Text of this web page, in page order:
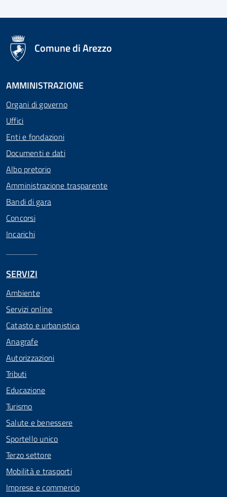
logo Unione Europea
Comune di Arezzo
AMMINISTRAZIONE
Organi di governo
Uffici
Enti e fondazioni
Documenti e dati
Albo pretorio
Amministrazione trasparente
Bandi di gara
Concorsi
Incarichi
SERVIZI
Ambiente
Servizi online
Catasto e urbanistica
Anagrafe
Autorizzazioni
Tributi
Educazione
Turismo
Salute e benessere
Sportello unico
Terzo settore
Mobilità e trasporti
Imprese e commercio